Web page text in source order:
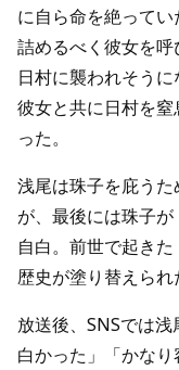
に自ら命を絶って
詰めるべく彼女を呼
日村に襲われそうに
彼女と共に日村を
った。
浅尾は珠子を庇う
が、最後には珠子
自白。前世で起きた
歴史が塗り替えられ
放送後、SNSでは
白かった」「かな